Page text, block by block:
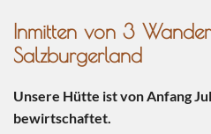
Inmitten von 3
Salzburgerland
Unsere Hütte ist von Anfang
bewirtschaftet.